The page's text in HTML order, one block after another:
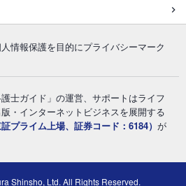
情報保護を目的にプライバシーマーク
護士ガイド」の運営、サポートはライフ
・インターネットビジネスを展開する
プライム上場、証券コード：6184） が
Shinsho, Ltd. All Rights Reserved.